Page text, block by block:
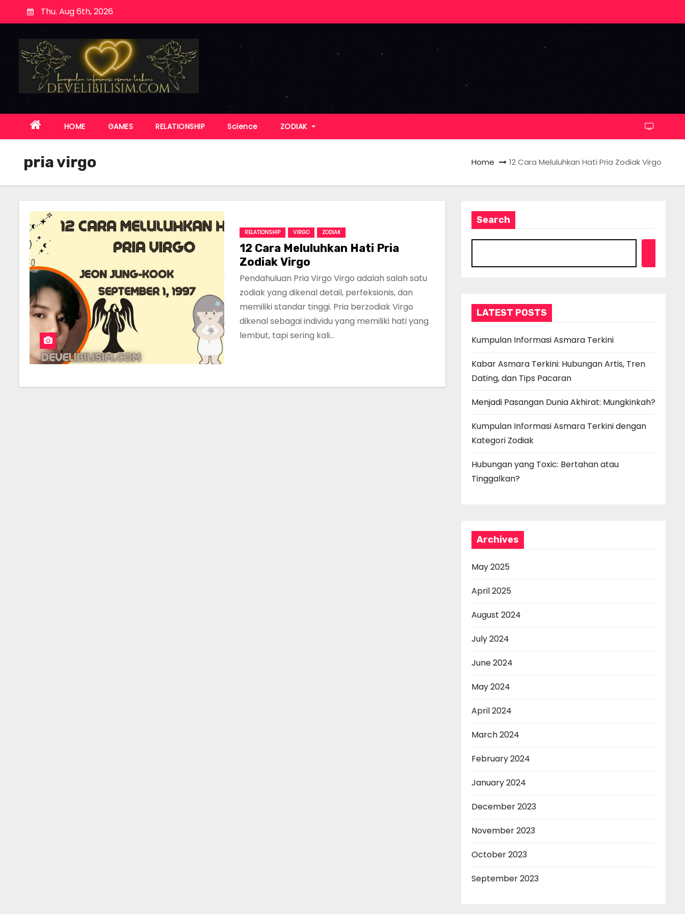
k
Thu. Aug 6th, 2026
HOME GAMES RELATIONSHIP Science ZODIAK
pria virgo Home 12 Cara Meluluhkan Hati Pria Zodiak Virgo
RELATIONSHIP VIRGO ZODIAK
12 Cara Meluluhkan Hati Pria
Zodiak Virgo
Pendahuluan Pria Virgo Virgo adalah salah satu
zodiak yang dikenal detail, perfeksionis, dan
memiliki standar tinggi. Pria berzodiak Virgo
dikenal sebagai individu yang memiliki hati yang
lembut, tapi sering kali…
Search
LATEST POSTS
Kumpulan Informasi Asmara Terkini
Kabar Asmara Terkini: Hubungan Artis, Tren
Dating, dan Tips Pacaran
Menjadi Pasangan Dunia Akhirat: Mungkinkah?
Kumpulan Informasi Asmara Terkini dengan
Kategori Zodiak
Hubungan yang Toxic: Bertahan atau
Tinggalkan?
Archives
May 2025
April 2025
August 2024
July 2024
June 2024
May 2024
April 2024
March 2024
February 2024
January 2024
December 2023
November 2023
October 2023
September 2023